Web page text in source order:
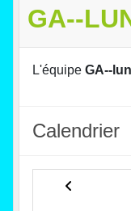
GA--
L'équipe GA--
Calendrier